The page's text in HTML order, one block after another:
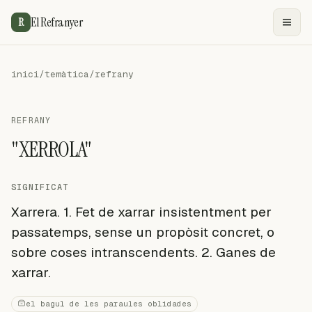
R El Refranyer
inici/temàtica/refrany
REFRANY
"XERROLA"
SIGNIFICAT
Xarrera. 1. Fet de xarrar insistentment per
passatemps, sense un propòsit concret, o
sobre coses intranscendents. 2. Ganes de
xarrar.
el bagul de les paraules oblidades